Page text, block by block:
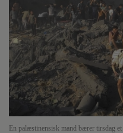
En palæstinensisk mand bærer tirsdag